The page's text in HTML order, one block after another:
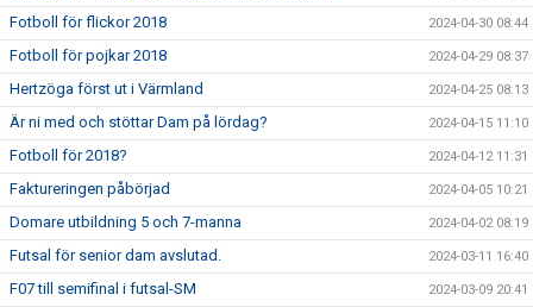
Fotboll för flickor 2018 2024-04-30 08:44
Fotboll för pojkar 2018 2024-04-29 08:37
Hertzöga först ut i Värmland 2024-04-25 08:13
Är ni med och stöttar Dam på lördag? 2024-04-15 11:10
Fotboll för 2018? 2024-04-12 11:31
Faktureringen påbörjad 2024-04-05 10:21
Domare utbildning 5 och 7-manna 2024-04-02 08:19
Futsal för senior dam avslutad. 2024-03-11 16:40
F07 till semifinal i futsal-SM 2024-03-09 20:41